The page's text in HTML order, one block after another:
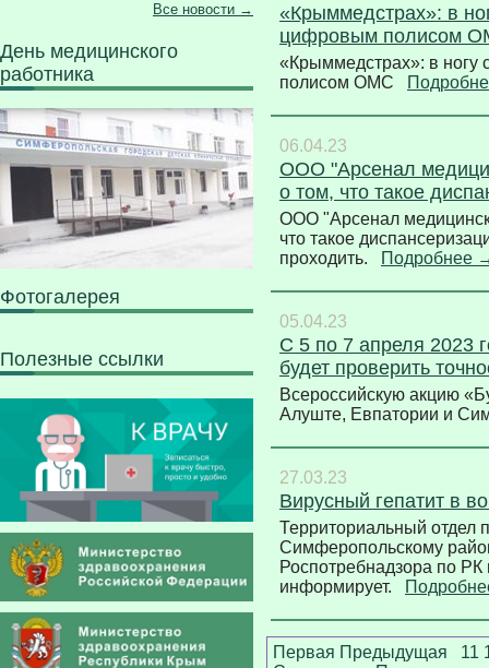
Все новости →
День медицинского
работника
Фотогалерея
Полезные ссылки
«Крыммедстрах»: в
цифровым полисом
«Крыммедстрах»: в
полисом ОМС
06.04.23
ООО "Арсенал
о том, что такое
ООО "Арсенал
что такое
проходить.
Подробнее
05.04.23
С 5 по 7 апреля 2023
будет проверить
Всероссийскую акцию
Алуште, Евпатории и
27.03.23
Вирусный гепатит в
Территориальный отдел
Симферопольскому
Роспотребнадзора по РК
информирует.
Первая Предыдущая 11